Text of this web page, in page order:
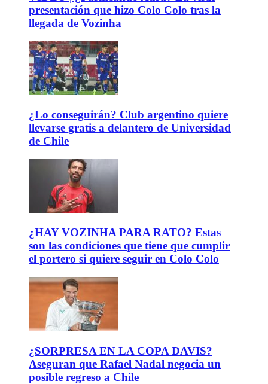
presentación que hizo Colo Colo tras la
llegada de Vozinha
¿Lo conseguirán? Club argentino quiere
llevarse gratis a delantero de Universidad
de Chile
¿HAY VOZINHA PARA RATO? Estas
son las condiciones que tiene que cumplir
el portero si quiere seguir en Colo Colo
¿SORPRESA EN LA COPA DAVIS?
Aseguran que Rafael Nadal negocia un
posible regreso a Chile